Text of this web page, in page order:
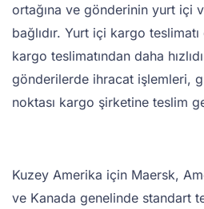
ortağına ve gönderinin yurt içi
bağlıdır. Yurt içi kargo teslimatı
kargo teslimatından daha
gönderilerde ihracat işlemleri,
noktası kargo şirketine teslim
Kuzey Amerika için Maersk,
ve Kanada genelinde standart